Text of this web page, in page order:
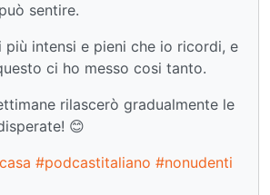
sentire.
più intensi e pieni che io ricordi, e
ci ho messo cosi tanto.
rilascerò gradualmente le
😊
#podcastitaliano #nonudenti